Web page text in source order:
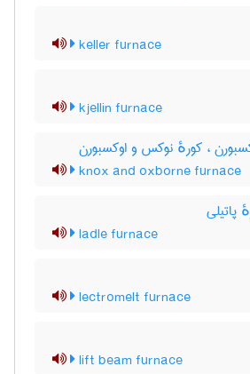
keller furnace
kjellin furnace
، کورهٔ نوکس و اوکسبورن
knox and oxborne furnace
پاتیلی
ladle furnace
lectromelt furnace
lift beam furnace